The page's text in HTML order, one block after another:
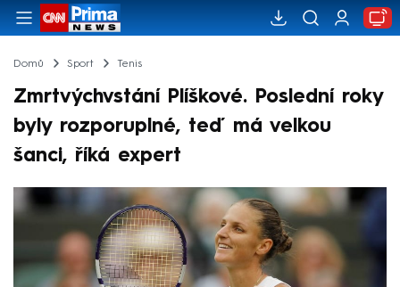
Domů Sport Tenis
Zmrtvýchvstání Plíškové. Poslední roky
byly rozporuplné, teď má velkou
šanci, říká expert